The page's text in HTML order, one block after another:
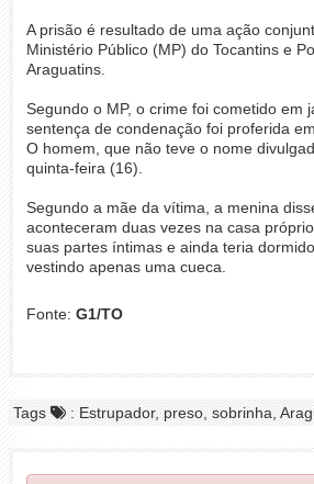
A prisão é resultado de uma ação
Ministério Público (MP) do Tocantins e
Araguatins.
Segundo o MP, o crime foi cometido em
sentença de condenação foi proferida
O homem, que não teve o nome
quinta-feira (16).
Segundo a mãe da vítima, a menina
aconteceram duas vezes na casa
suas partes íntimas e ainda teria
vestindo apenas uma cueca.
Fonte: G1/TO
Tags : Estrupador, preso, sobrinha,